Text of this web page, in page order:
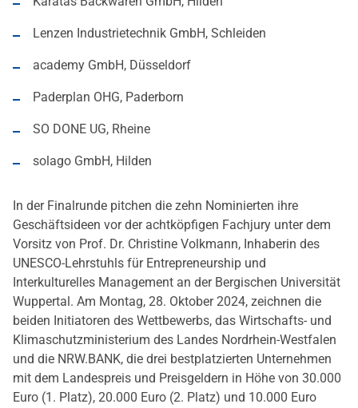
Lenzen Industrietechnik GmbH, Schleiden
academy GmbH, Düsseldorf
Paderplan OHG, Paderborn
SO DONE UG, Rheine
solago GmbH, Hilden
In der Finalrunde pitchen die zehn Nominierten ihre
Geschäftsideen vor der achtköpfigen Fachjury unter dem
Vorsitz von Prof. Dr. Christine Volkmann, Inhaberin des
UNESCO-Lehrstuhls für Entrepreneurship und
Interkulturelles Management an der Bergischen Universität
Wuppertal. Am Montag, 28. Oktober 2024, zeichnen die
beiden Initiatoren des Wettbewerbs, das Wirtschafts- und
Klimaschutzministerium des Landes Nordrhein-Westfalen
und die NRW.BANK, die drei bestplatzierten Unternehmen
mit dem Landespreis und Preisgeldern in Höhe von 30.000
Euro (1. Platz), 20.000 Euro (2. Platz) und 10.000 Euro